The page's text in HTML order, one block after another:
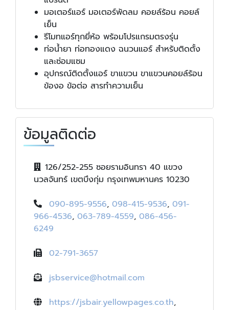
มอเตอร์แอร์ มอเตอร์พัดลม คอยล์ร้อน คอยล์
เย็น
รีโมทแอร์ทุกยี่ห้อ พร้อมโปรแกรมตรงรุ่น
ท่อน้ำยา ท่อทองแดง ฉนวนแอร์ สำหรับติดตั้ง
และซ่อมแซม
อุปกรณ์ติดตั้งแอร์ ขาแขวน ขาแขวนคอยล์ร้อน
ข้องอ ข้อต่อ สารทำความเย็น
ข้อมูลติดต่อ
126/252-255 ซอยรามอินทรา 40 แขวง
นวลจันทร์ เขตบึงกุ่ม กรุงเทพมหานคร 10230
090-895-9556, 098-415-9536, 091-
966-4536, 063-789-4559, 086-456-
6249
02-791-3657
jsbservice@hotmail.com
https://jsbair.yellowpages.co.th,